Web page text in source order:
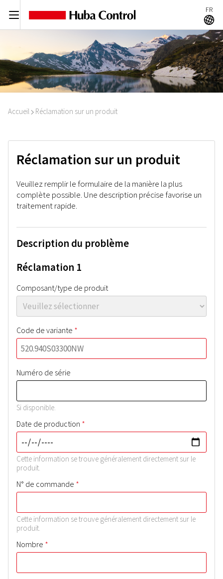
C FR
A
Accueil I Réclamation sur un produit
Réclamation sur un produit
Veuillez remplir le formulaire de la manière la plus
complète possible. Une description précise favorise un
traitement rapide.
Description du problème
Réclamation 1
Composant/type de produit
Code de variante *
Numéro de série
Si disponible.
Date de production *
Cette information se trouve généralement directement sur le
produit.
N° de commande *
Cette information se trouve généralement directement sur le
produit.
Nombre *